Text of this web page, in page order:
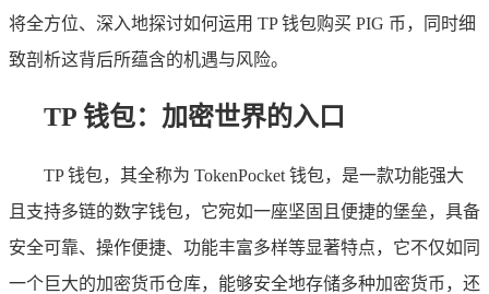
将全方位、深入地探讨如何运用 TP 钱包购买 PIG 币，同时细
致剖析这背后所蕴含的机遇与风险。
TP 钱包：加密世界的入口
TP 钱包，其全称为 TokenPocket 钱包，是一款功能强大
且支持多链的数字钱包，它宛如一座坚固且便捷的堡垒，具备
安全可靠、操作便捷、功能丰富多样等显著特点，它不仅如同
一个巨大的加密货币仓库，能够安全地存储多种加密货币，还